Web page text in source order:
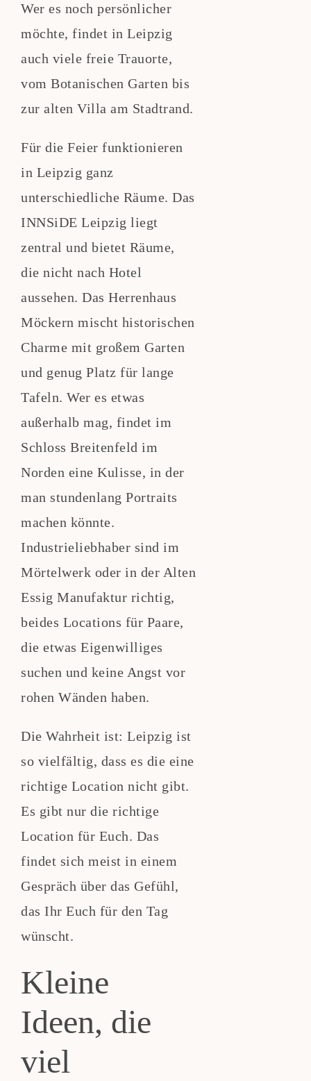
Wer es noch persönlicher
möchte, findet in Leipzig
auch viele freie Trauorte,
vom Botanischen Garten bis
zur alten Villa am Stadtrand.
Für die Feier funktionieren
in Leipzig ganz
unterschiedliche Räume. Das
INNSiDE Leipzig liegt
zentral und bietet Räume,
die nicht nach Hotel
aussehen. Das Herrenhaus
Möckern mischt historischen
Charme mit großem Garten
und genug Platz für lange
Tafeln. Wer es etwas
außerhalb mag, findet im
Schloss Breitenfeld im
Norden eine Kulisse, in der
man stundenlang Portraits
machen könnte.
Industrieliebhaber sind im
Mörtelwerk oder in der Alten
Essig Manufaktur richtig,
beides Locations für Paare,
die etwas Eigenwilliges
suchen und keine Angst vor
rohen Wänden haben.
Die Wahrheit ist: Leipzig ist
so vielfältig, dass es die eine
richtige Location nicht gibt.
Es gibt nur die richtige
Location für Euch. Das
findet sich meist in einem
Gespräch über das Gefühl,
das Ihr Euch für den Tag
wünscht.
Kleine
Ideen, die
viel